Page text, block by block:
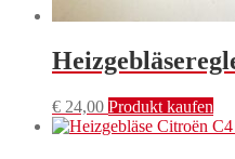
€ 24,00 Produkt kaufen